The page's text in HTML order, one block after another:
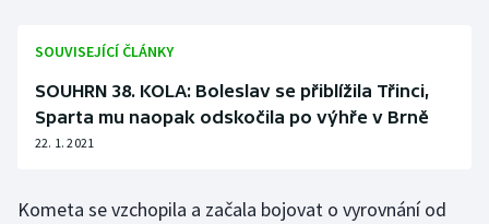
SOUVISEJÍCÍ ČLÁNKY
SOUHRN 38. KOLA: Boleslav se přiblížila Třinci,
Sparta mu naopak odskočila po výhře v Brně
22. 1. 2021
Kometa se vzchopila a začala bojovat o vyrovnání od